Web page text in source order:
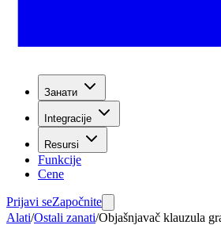
Занати
Integracije
Resursi
Funkcije
Cene
Prijavi seZapočnite
Alati/Ostali zanati/Objašnjavač klauzula